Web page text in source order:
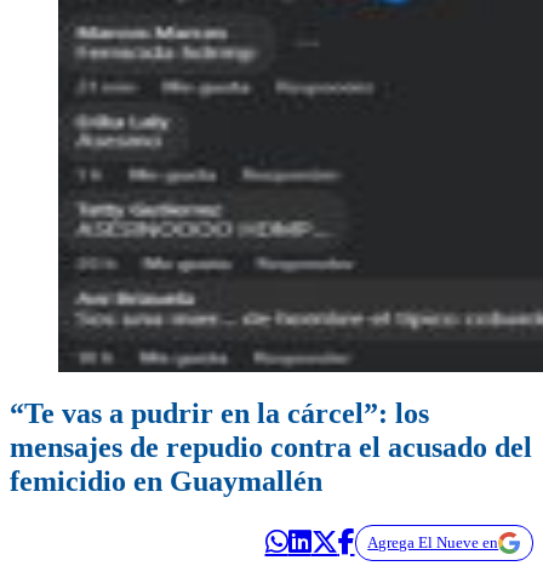
“Te vas a pudrir en la cárcel”: los
mensajes de repudio contra el acusado del
femicidio en Guaymallén
Agrega El Nueve en